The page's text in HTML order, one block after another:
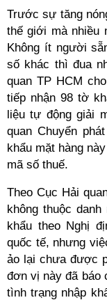
Trước sự tăng
thế giới mà nhiều
Không ít người
số khác thì đua
quan TP HCM
tiếp nhận 98 tờ
liệu tự động giải
quan Chuyển
khẩu mặt hàng
mã số thuế.
Theo Cục Hải
không thuộc
khẩu theo Nghị
quốc tế, nhưng
ảo lại chưa được
đơn vị này đã báo
tình trạng nhập